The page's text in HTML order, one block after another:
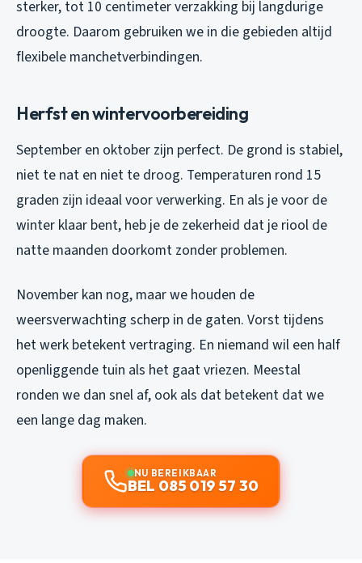
sterker, tot 10 centimeter verzakking bij langdurige
droogte. Daarom gebruiken we in die gebieden altijd
flexibele manchetverbindingen.
Herfst en wintervoorbereiding
September en oktober zijn perfect. De grond is stabiel,
niet te nat en niet te droog. Temperaturen rond 15
graden zijn ideaal voor verwerking. En als je voor de
winter klaar bent, heb je de zekerheid dat je riool de
natte maanden doorkomt zonder problemen.
November kan nog, maar we houden de
weersverwachting scherp in de gaten. Vorst tijdens
het werk betekent vertraging. En niemand wil een half
openliggende tuin als het gaat vriezen. Meestal
ronden we dan snel af, ook als dat betekent dat we
een lange dag maken.
NU BEREIKBAAR
BEL 085 019 57 30